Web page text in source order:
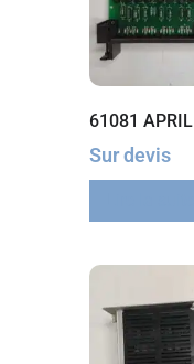
61081 APRIL
Sur devis